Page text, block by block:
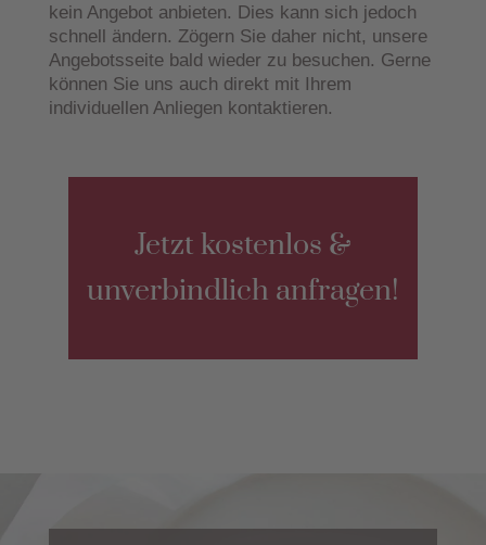
kein Angebot anbieten. Dies kann sich jedoch
schnell ändern. Zögern Sie daher nicht, unsere
Angebotsseite bald wieder zu besuchen. Gerne
können Sie uns auch direkt mit Ihrem
individuellen Anliegen kontaktieren.
Jetzt kostenlos &
unverbindlich anfragen!